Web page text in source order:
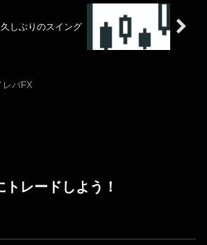
しぶりのスイング
レバFX
レードしよう！